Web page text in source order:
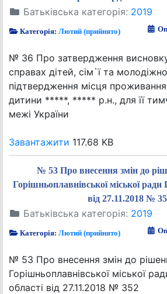
Батьківська категорія: 2019
Категорія:Лютий (прийнято)
№ 36 Про затвердження
справах дітей, сім`ї та
підтвердження місця проживання
дитини *****, ***** р.н., для її
межі України
Завантажити 117.68 KB
№ 53 Про внесення змін до
Горішньоплавнівської міської ради
від 27.11.2018 №
Батьківська категорія: 2019
Категорія:Лютий (прийнято)
№ 53 Про внесення змін до
Горішньоплавнівської міської
області від 27.11.2018 № 352